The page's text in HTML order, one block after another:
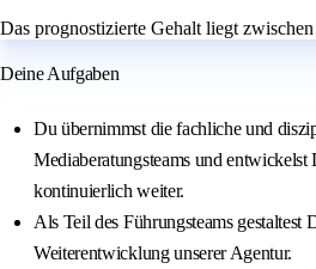
Das prognostizierte Gehalt liegt
Deine Aufgaben
Du übernimmst die fachliche und
Mediaberatungsteams und
kontinuierlich weiter.
Als Teil des Führungsteams gestaltest
Weiterentwicklung unserer Agentur.